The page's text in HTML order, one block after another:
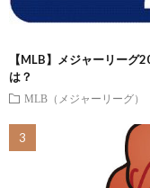
【MLB】メジャーリーグ
は？
MLB（メジャーリーグ）